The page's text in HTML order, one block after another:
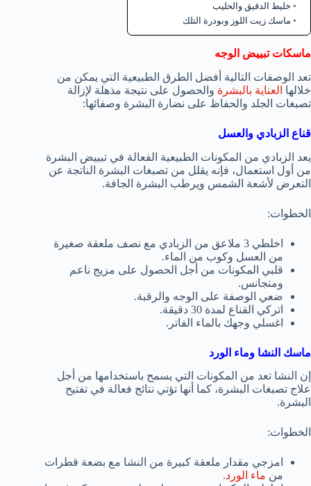
خليط الدقيق والحليب
ماسك زيت اللوز وبودرة التلك
ماسكات تبييض الوجه
تعد الوصفات التالية أفضل الطرق الطبيعية التي يمكن من
خلالها العناية بالبشرة والحصول على نتيجة مذهلة لإزالة
تصبغات الجلد والحفاظ على نضارة البشرة وصفائها:
قناع الزبادي والعسل
يعد الزبادي من المكونات الطبيعية الفعالة في تبييض البشرة
من أول استعمال، فإنه يقلل من تصبغات البشرة الناتجة عن
التعرض لأشعة الشمس ويرطب البشرة الجافة.
الخطوات:
اخلطي 3 ملاعق من الزبادي مع نصف ملعقة صغيرة
من العسل وكوب من الماء.
قلبي المكونات من أجل الحصول على مزيج ناعم
ومتجانس.
ضعي الوصفة على الوجه والرقبة.
اتركي القناع لمدة 30 دقيقة.
اغسلي وجهك بالماء الفاتر.
ماسك النشا وماء الورد
إن النشا تعد من المكونات التي يسمح باستخدامها من أجل
علاج تصبغات البشرة، كما أنها تؤتي نتائج فعالة في تفتيح
البشرة.
الخطوات:
امزجي مقدار ملعقة كبيرة من النشا مع بضعة قطرات
من ماء الورد.